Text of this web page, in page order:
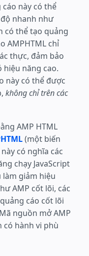
này có thể
nhanh như
có thể tạo quảng
AMPHTML chỉ
thực, đảm bảo
hiệu năng cao.
này có thể được
không chỉ trên các
AMP HTML
(một biến
có nghĩa các
chạy JavaScript
làm giảm hiệu
AMP cốt lõi, các
cáo cốt lõi
nguồn mở AMP
có hành vi phù